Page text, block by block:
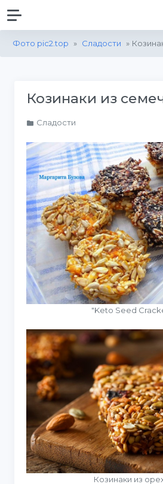
Фото pic2.top » Сладости »
Козинаки из
Сладости
"Keto Seed
Козинаки из